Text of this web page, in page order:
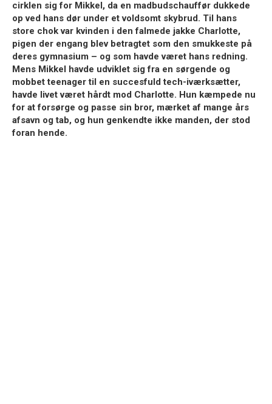
cirklen sig for Mikkel, da en madbudschauffør dukkede
op ved hans dør under et voldsomt skybrud. Til hans
store chok var kvinden i den falmede jakke Charlotte,
pigen der engang blev betragtet som den smukkeste på
deres gymnasium – og som havde været hans redning.
Mens Mikkel havde udviklet sig fra en sørgende og
mobbet teenager til en succesfuld tech-iværksætter,
havde livet været hårdt mod Charlotte. Hun kæmpede nu
for at forsørge og passe sin bror, mærket af mange års
afsavn og tab, og hun genkendte ikke manden, der stod
foran hende.